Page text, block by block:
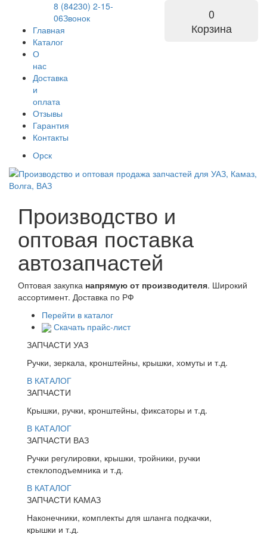
Главная
Каталог
О
нас
Доставка
и
оплата
Отзывы
Гарантия
Контакты
Орск
8 (84230) 2-15-
06Звонок
0
Корзина
Производство и
оптовая поставка
автозапчастей
Оптовая закупка напрямую от производителя. Широкий
ассортимент. Доставка по РФ
Перейти в каталог
Скачать прайс-лист
ЗАПЧАСТИ УАЗ
Ручки, зеркала, кронштейны, крышки, хомуты и т.д.
В КАТАЛОГ
ЗАПЧАСТИ
Крышки, ручки, кронштейны, фиксаторы и т.д.
В КАТАЛОГ
ЗАПЧАСТИ ВАЗ
Ручки регулировки, крышки, тройники, ручки
стеклоподъемника и т.д.
В КАТАЛОГ
ЗАПЧАСТИ КАМАЗ
Наконечники, комплекты для шланга подкачки,
крышки и т.д.